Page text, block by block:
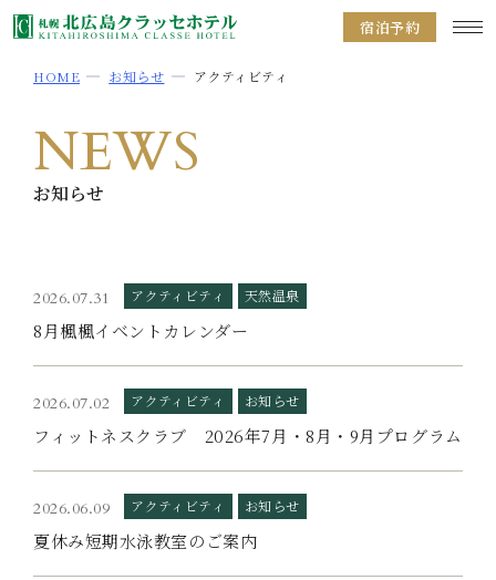
宿泊予約
HOME お知らせ アクティビティ
NEWS
お知らせ
2026.07.31 アクティビティ 天然温泉
8月楓楓イベントカレンダー
2026.07.02 アクティビティ お知らせ
フィットネスクラブ 2026年7月・8月・9月プログラム
2026.06.09 アクティビティ お知らせ
夏休み短期水泳教室のご案内